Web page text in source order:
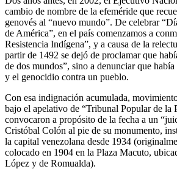
cambio de nombre de la efeméride que
genovés al “nuevo mundo”. De celebrar
de América”, en el país comenzamos a
Resistencia Indígena”, y a causa de la
partir de 1492 se dejó de proclamar que
de dos mundos”, sino a denunciar que
y el genocidio contra un pueblo.
Con esa indignación acumulada,
bajo el apelativo de “Tribunal Popular de la
convocaron a propósito de la fecha a un
Cristóbal Colón al pie de su monumento,
la capital venezolana desde 1934
colocado en 1904 en la Plaza Macuto,
López y de Romualda).